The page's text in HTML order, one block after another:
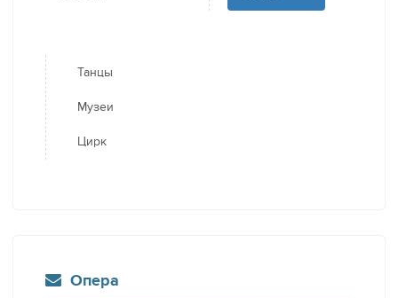
Танцы
Музеи
Цирк
Опера